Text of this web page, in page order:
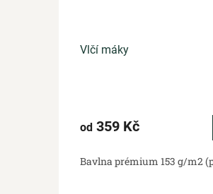
Vlčí máky
od 359 Kč
Bavlna prémium 153 g/m2